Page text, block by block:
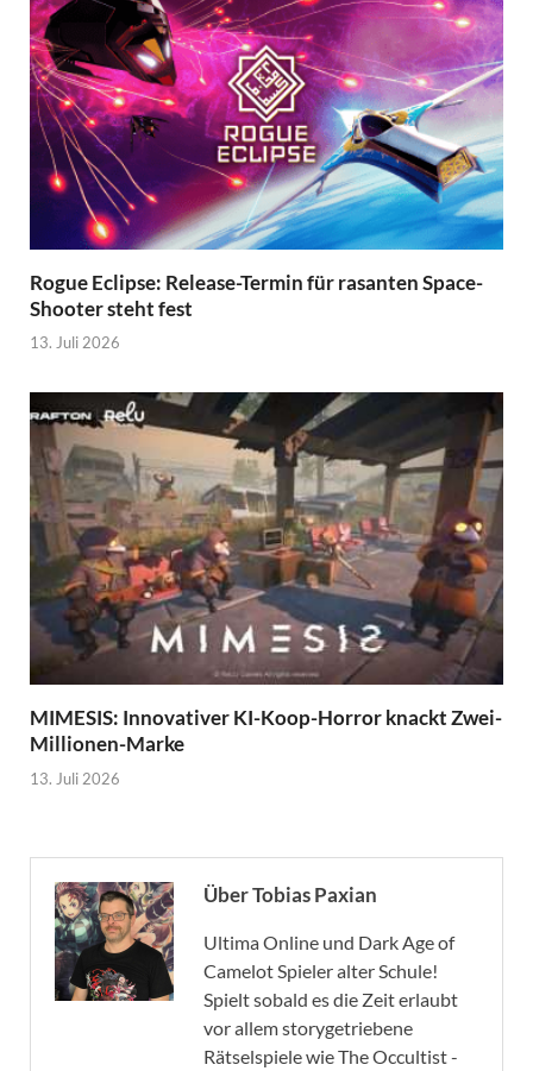
Rogue Eclipse: Release-Termin für rasanten Space-
Shooter steht fest
13. Juli 2026
MIMESIS: Innovativer KI-Koop-Horror knackt Zwei-
Millionen-Marke
13. Juli 2026
Über Tobias Paxian
Ultima Online und Dark Age of
Camelot Spieler alter Schule!
Spielt sobald es die Zeit erlaubt
vor allem storygetriebene
Rätselspiele wie The Occultist -